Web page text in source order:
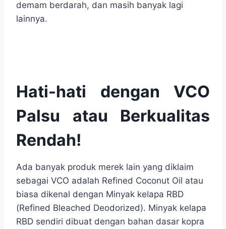
demam berdarah, dan masih banyak lagi
lainnya.
Hati-hati dengan VCO
Palsu atau Berkualitas
Rendah!
Ada banyak produk merek lain yang diklaim
sebagai VCO adalah Refined Coconut Oil atau
biasa dikenal dengan Minyak kelapa RBD
(Refined Bleached Deodorized). Minyak kelapa
RBD sendiri dibuat dengan bahan dasar kopra